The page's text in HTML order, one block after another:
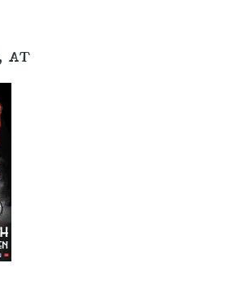
AT